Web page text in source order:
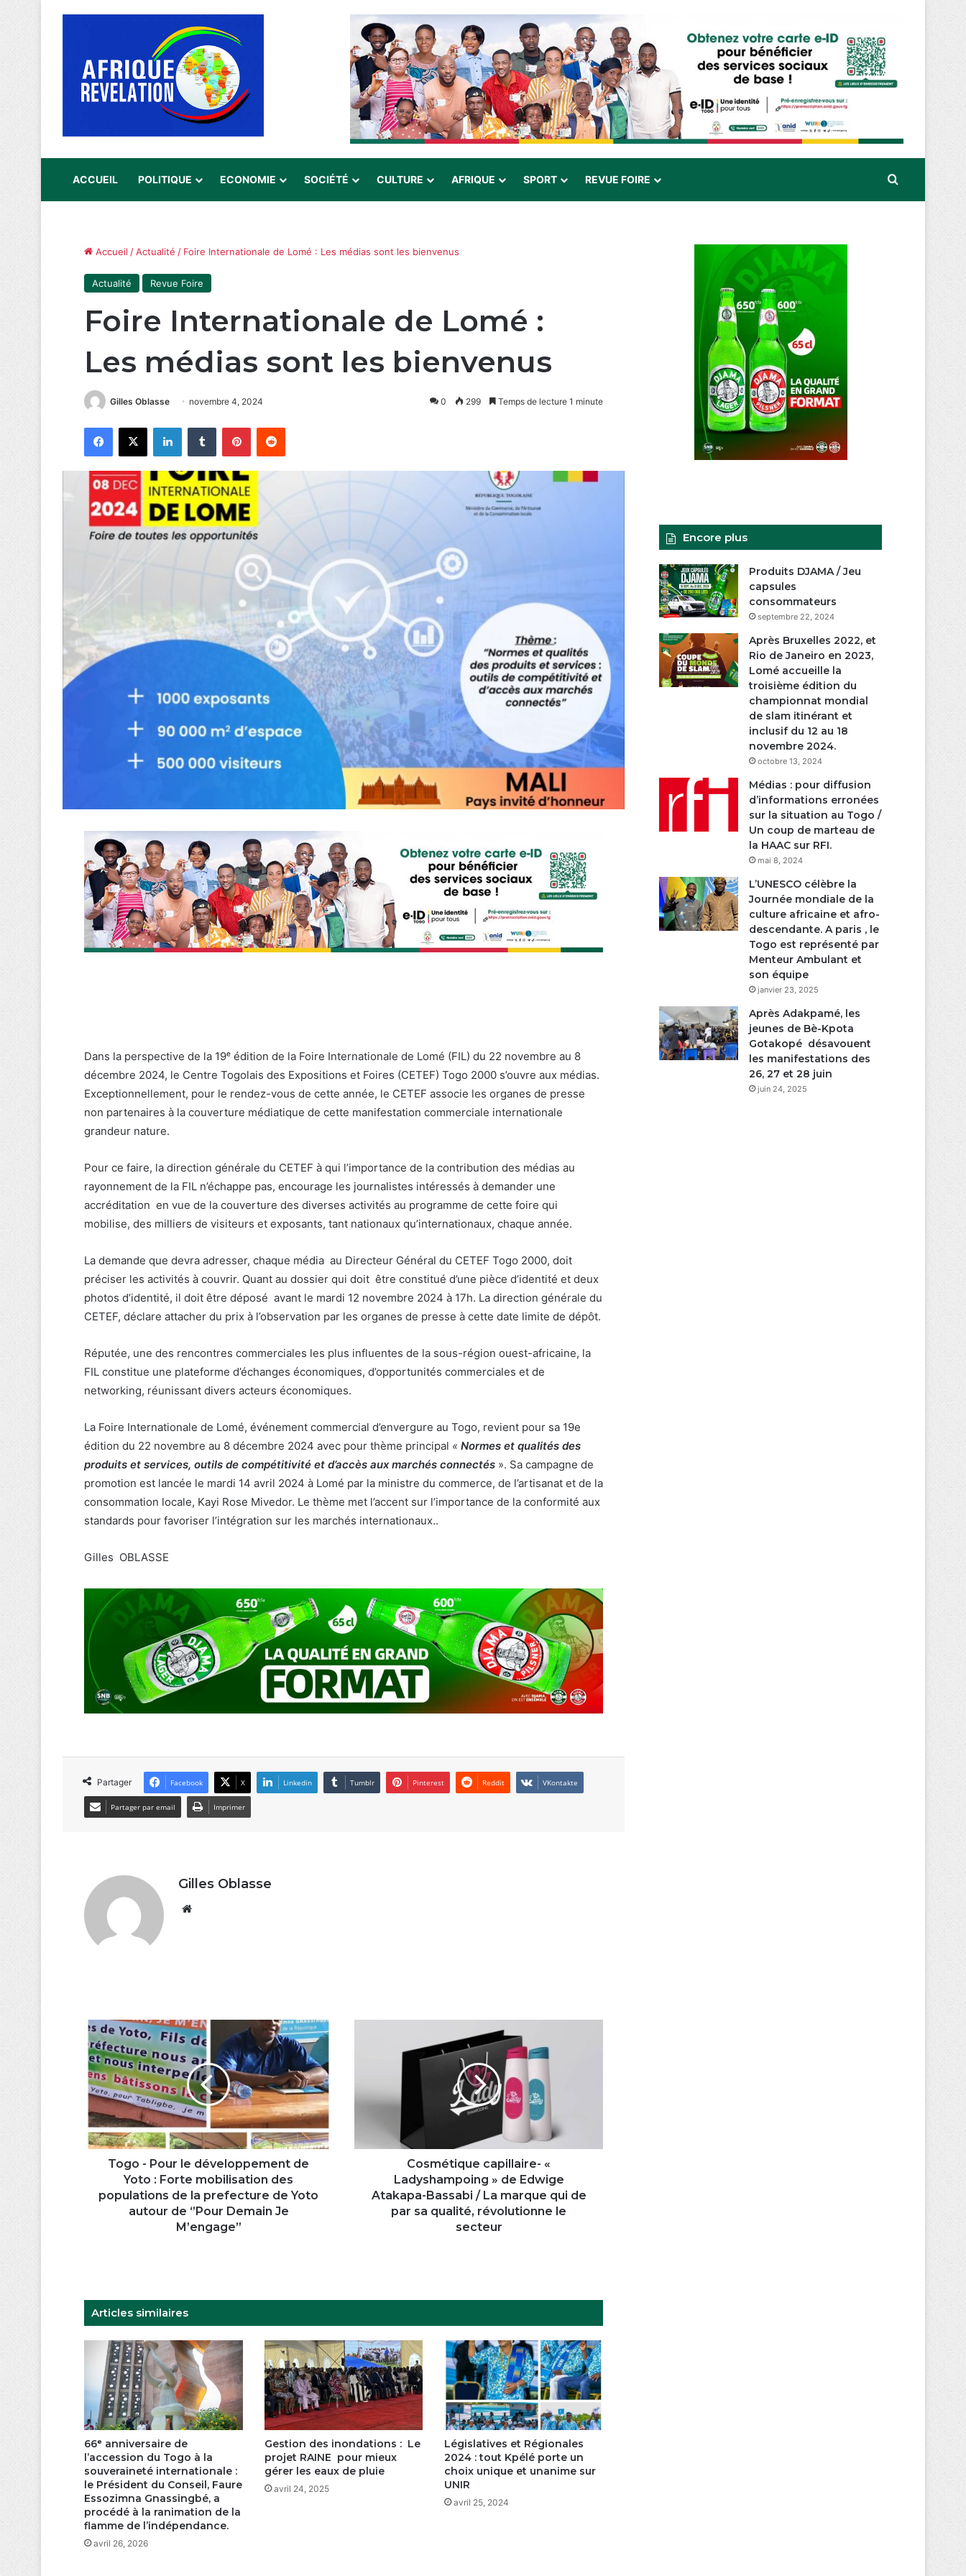
ACCUEIL POLITIQUE ECONOMIE SOCIÉTÉ CULTURE AFRIQUE SPORT REVUE FOIRE Rechercher
Accueil /Actualité / Foire Internationale de Lomé : Les médias sont les bienvenus
Actualité Revue Foire
Foire Internationale de Lomé :
Les médias sont les bienvenus
Gilles Oblasse novembre 4, 2024 0 299 Temps de lecture 1 minute
Facebook
X LinkedinTumblr PinterestReddit
Dans la perspective de la 19ᵉ édition de la Foire Internationale de Lomé (FIL) du 22 novembre au 8
décembre 2024, le Centre Togolais des Expositions et Foires (CETEF) Togo 2000 s’ouvre aux médias.
Exceptionnellement, pour le rendez-vous de cette année, le CETEF associe les organes de presse
non partenaires à la couverture médiatique de cette manifestation commerciale internationale
grandeur nature.
Pour ce faire, la direction générale du CETEF à qui l’importance de la contribution des médias au
rayonnement de la FIL n’échappe pas, encourage les journalistes intéressés à demander une
accréditation en vue de la couverture des diverses activités au programme de cette foire qui
mobilise, des milliers de visiteurs et exposants, tant nationaux qu’internationaux, chaque année.
La demande que devra adresser, chaque média au Directeur Général du CETEF Togo 2000, doit
préciser les activités à couvrir. Quant au dossier qui doit être constitué d’une pièce d’identité et deux
photos d’identité, il doit être déposé avant le mardi 12 novembre 2024 à 17h. La direction générale du
CETEF, déclare attacher du prix à l’observation par les organes de presse à cette date limite de dépôt.
Réputée, une des rencontres commerciales les plus influentes de la sous-région ouest-africaine, la
FIL constitue une plateforme d’échanges économiques, d’opportunités commerciales et de
networking, réunissant divers acteurs économiques.
La Foire Internationale de Lomé, événement commercial d’envergure au Togo, revient pour sa 19e
édition du 22 novembre au 8 décembre 2024 avec pour thème principal « Normes et qualités des
produits et services, outils de compétitivité et d’accès aux marchés connectés ». Sa campagne de
promotion est lancée le mardi 14 avril 2024 à Lomé par la ministre du commerce, de l’artisanat et de la
consommation locale, Kayi Rose Mivedor. Le thème met l’accent sur l’importance de la conformité aux
standards pour favoriser l’intégration sur les marchés internationaux..
Gilles OBLASSE
Partager Facebook X Linkedin Tumblr Pinterest Reddit VKontakte
Partager par email Imprimer
Gilles Oblasse
Togo
Pour
le
développement
de
Yoto :
Forte
mobilisation
populations
‘’Pour
Demain
Je
M’engage’’
Togo - Pour le développement de
Yoto : Forte mobilisation des
populations de la prefecture de Yoto
autour de ‘’Pour Demain Je
M’engage’’
Ladyshampoing
Bassabi
marque
le
Cosmétique capillaire- «
Ladyshampoing » de Edwige
Atakapa-Bassabi / La marque qui de
par sa qualité, révolutionne le
secteur
Articles similaires
66ᵉ anniversaire de
l’accession du Togo à la
souveraineté internationale :
le Président du Conseil, Faure
Essozimna Gnassingbé, a
procédé à la ranimation de la
flamme de l’indépendance.
avril 26, 2026
Gestion des inondations : Le
projet RAINE pour mieux
gérer les eaux de pluie
avril 24, 2025
Législatives et Régionales
2024 : tout Kpélé porte un
choix unique et unanime sur
UNIR
avril 25, 2024
Encore plus
Produits DJAMA / Jeu
capsules
consommateurs
septembre 22, 2024
Après Bruxelles 2022, et
Rio de Janeiro en 2023,
Lomé accueille la
troisième édition du
championnat mondial
de slam itinérant et
inclusif du 12 au 18
novembre 2024.
octobre 13, 2024
Médias : pour diffusion
d’informations erronées
sur la situation au Togo /
Un coup de marteau de
la HAAC sur RFI.
mai 8, 2024
L’UNESCO célèbre la
Journée mondiale de la
culture africaine et afro-
descendante. A paris , le
Togo est représenté par
Menteur Ambulant et
son équipe
janvier 23, 2025
Après Adakpamé, les
jeunes de Bè-Kpota
Gotakopé désavouent
les manifestations des
26, 27 et 28 juin
juin 24, 2025